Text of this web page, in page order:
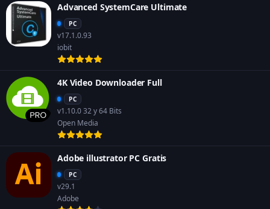
Advanced SystemCare Ultimate
PC
v17.1.0.93
iobit
4K Video Downloader Full
PC
v1.10.0 32 y 64 Bits
Open Media
Adobe illustrator PC Gratis
PC
v29.1
Adobe